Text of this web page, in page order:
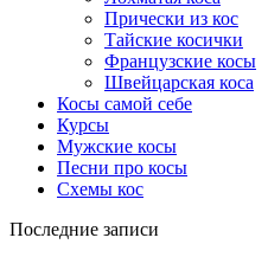
Прически из кос
Тайские косички
Французские косы
Швейцарская коса
Косы самой себе
Курсы
Мужские косы
Песни про косы
Схемы кос
Последние записи